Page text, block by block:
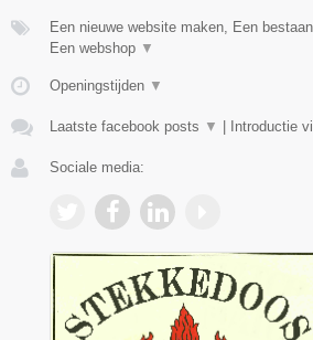
Een nieuwe website maken, Een
Een webshop ▼
Openingstijden ▼
Laatste facebook posts ▼ Introductie
Sociale media: